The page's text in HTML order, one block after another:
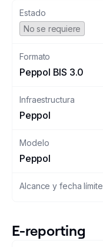
Resources
Invoicing guides
Blog
Changelog
Customers
Pricing
Estado
No se requiere
Formato
Peppol BIS 3.0
Infraestructura
Peppol
Modelo
Peppol
Alcance y fecha límite
E-reporting